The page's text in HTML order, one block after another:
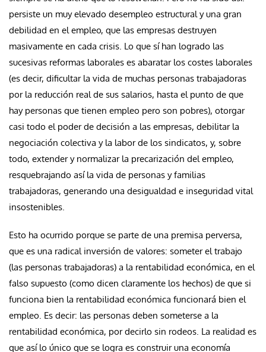
persiste un muy elevado desempleo estructural y una gran
debilidad en el empleo, que las empresas destruyen
masivamente en cada crisis. Lo que sí han logrado las
sucesivas reformas laborales es abaratar los costes laborales
(es decir, dificultar la vida de muchas personas trabajadoras
por la reducción real de sus salarios, hasta el punto de que
hay personas que tienen empleo pero son pobres), otorgar
casi todo el poder de decisión a las empresas, debilitar la
negociación colectiva y la labor de los sindicatos, y, sobre
todo, extender y normalizar la precarización del empleo,
resquebrajando así la vida de personas y familias
trabajadoras, generando una desigualdad e inseguridad vital
insostenibles.
Esto ha ocurrido porque se parte de una premisa perversa,
que es una radical inversión de valores: someter el trabajo
(las personas trabajadoras) a la rentabilidad económica, en el
falso supuesto (como dicen claramente los hechos) de que si
funciona bien la rentabilidad económica funcionará bien el
empleo. Es decir: las personas deben someterse a la
rentabilidad económica, por decirlo sin rodeos. La realidad es
que así lo único que se logra es construir una economía